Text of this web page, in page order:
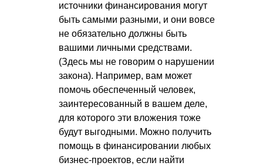
источники финансирования могут
быть самыми разными, и они вовсе
не обязательно должны быть
вашими личными средствами.
(Здесь мы не говорим о нарушении
закона). Например, вам может
помочь обеспеченный человек,
заинтересованный в вашем деле,
для которого эти вложения тоже
будут выгодными. Можно получить
помощь в финансировании любых
бизнес-проектов, если найти